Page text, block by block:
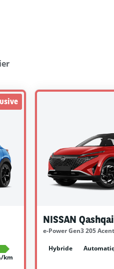
km
NISSAN Qashqai
e-Power Gen3 205
Hybride